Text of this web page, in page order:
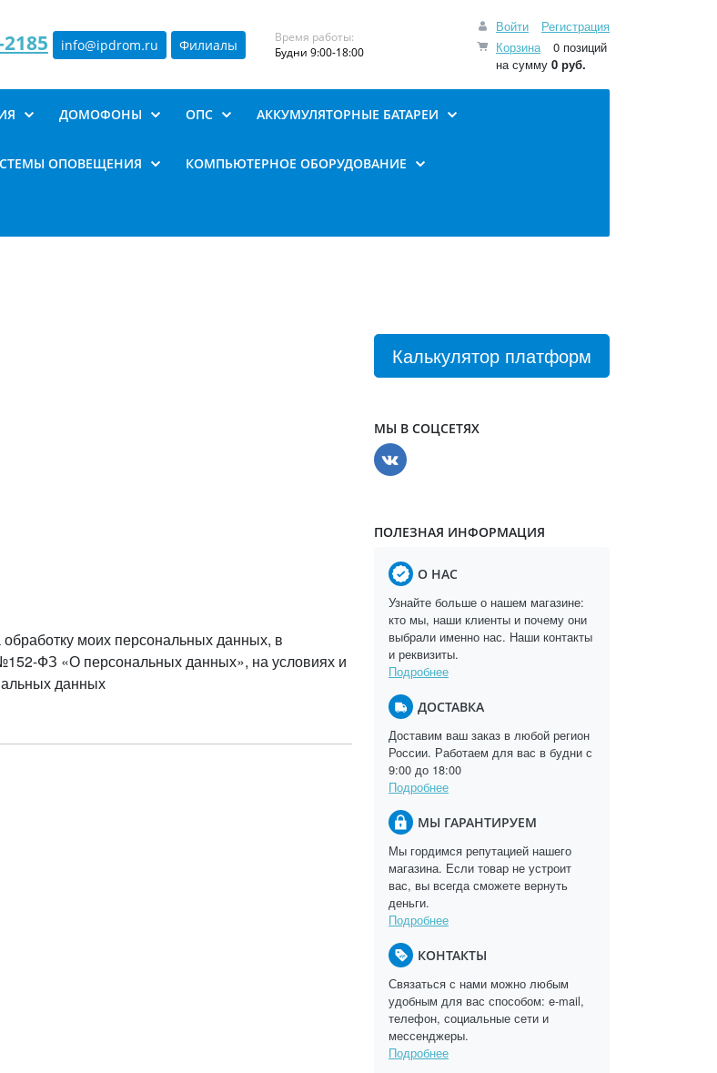
Войти
Регистрация
Корзина
0 позиций
на сумму 0 руб.
info@ipdrom.ru Филиалы
Время работы:
Будни 9:00-18:00
ДОМОФОНЫ ОПС АККУМУЛЯТОРНЫЕ БАТАРЕИ
ОПОВЕЩЕНИЯ КОМПЬЮТЕРНОЕ ОБОРУДОВАНИЕ
моих персональных данных, в
ФЗ «О персональных данных», на условиях и
данных
Калькулятор платформ
МЫ В СОЦСЕТЯХ
ПОЛЕЗНАЯ ИНФОРМАЦИЯ
О НАС
Узнайте больше о нашем магазине:
кто мы, наши клиенты и почему они
выбрали именно нас. Наши контакты
и реквизиты.
Подробнее
ДОСТАВКА
Доставим ваш заказ в любой регион
России. Работаем для вас в будни с
9:00 до 18:00
Подробнее
МЫ ГАРАНТИРУЕМ
Мы гордимся репутацией нашего
магазина. Если товар не устроит
вас, вы всегда сможете вернуть
деньги.
Подробнее
КОНТАКТЫ
Связаться с нами можно любым
удобным для вас способом: e-mail,
телефон, социальные сети и
мессенджеры.
Подробнее